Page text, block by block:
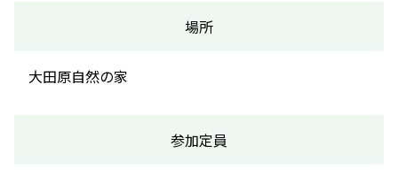
場所
大田原自然の家
参加定員